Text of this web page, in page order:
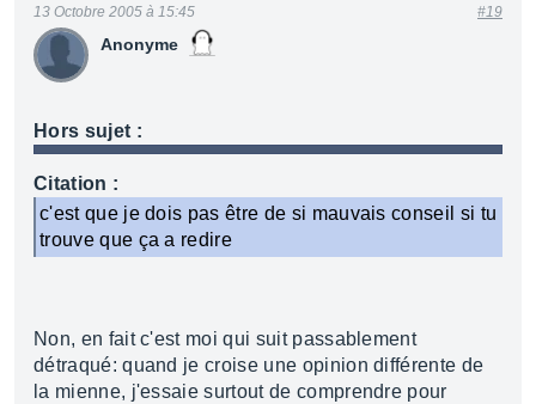
Anonyme
13 Octobre 2005 à 15:45 #19
Hors sujet :
Citation :
c'est que je dois pas être de si mauvais conseil si tu
trouve que ça a redire
Non, en fait c'est moi qui suit passablement
détraqué: quand je croise une opinion différente de
la mienne, j'essaie surtout de comprendre pour